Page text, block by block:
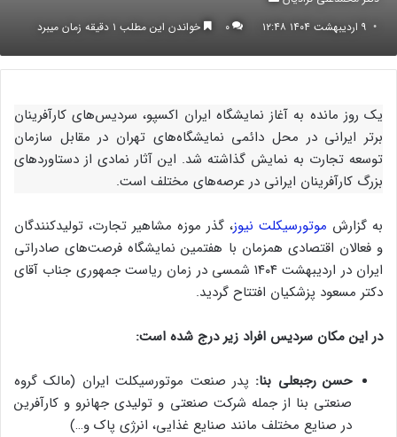
ایمیل
۹ اردیبهشت ۱۴۰۴ ۱۲:۴۸ ۰ خواندن این مطلب ۱ دقیقه زمان میبرد
یک روز مانده به آغاز نمایشگاه ایران اکسپو، سردیس‌های کارآفرینان
برتر ایرانی در محل دائمی نمایشگاه‌های تهران در مقابل سازمان
توسعه تجارت به نمایش گذاشته شد. این آثار نمادی از دستاوردهای
بزرگ کارآفرینان ایرانی در عرصه‌های مختلف است.
به گزارش موتورسیکلت نیوز، گذر موزه مشاهیر تجارت، تولیدکنندگان
و فعالان اقتصادی همزمان با هفتمین نمایشگاه فرصت‌های صادراتی
ایران در اردیبهشت ۱۴۰۴ شمسی در زمان ریاست جمهوری جناب آقای
دکتر مسعود پزشکیان افتتاح گردید.
در این مکان سردیس افراد زیر درج شده است:
حسن رجبعلی بنا: پدر صنعت موتورسیکلت ایران (مالک گروه
صنعتی بنا از جمله شرکت صنعتی و تولیدی جهانرو و کارآفرین
در صنایع مختلف مانند صنایع غذایی، انرژی پاک و…)